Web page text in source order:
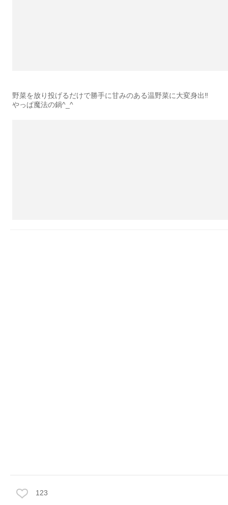
野菜を放り投げるだけで勝手に甘みのある温野菜に大変身出‼︎
やっぱ魔法の鍋^_^
123